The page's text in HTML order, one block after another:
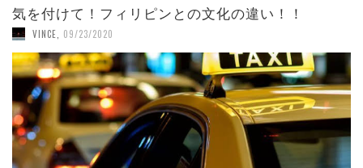
気を付けて！フィリピンとの文化の違い！！
VINCE 09/23/2020